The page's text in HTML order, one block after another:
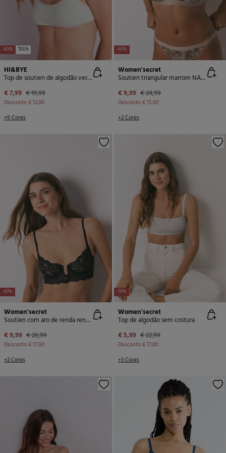
-60% TEEN
HI&BYE
Top de soutien de algodão verde com copas removíveis
€ 7,99 € 19,99
Desconto€ 12,00
+9 Cores
-60%
Women'secret
Soutien triangular marrom NATURAL com estampa animal
€ 9,99 € 24,99
Desconto€ 15,00
+2 Cores
-63%
Women'secret
Soutien com aro de renda renda PRETTY
€ 9,99 € 26,99
Desconto€ 17,00
+2 Cores
-74%
Women'secret
Top de algodão sem costura
€ 5,99 € 22,99
Desconto€ 17,00
+3 Cores